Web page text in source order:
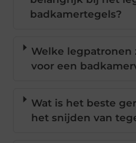
badkamertegels?
Welke legpatronen
voor een
Wat is het beste
het snijden van